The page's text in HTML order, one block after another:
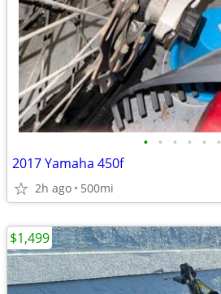
• • • • • •
2017 Yamaha 450f
2h ago 500mi
$1,499